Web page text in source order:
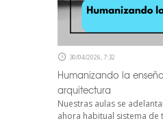
30/04/2026, 7:32
Humanizando la
arquitectura
Nuestras aulas se
ahora habitual sistema